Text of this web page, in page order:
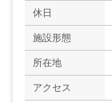
休日
施設形態
所在地
アクセス